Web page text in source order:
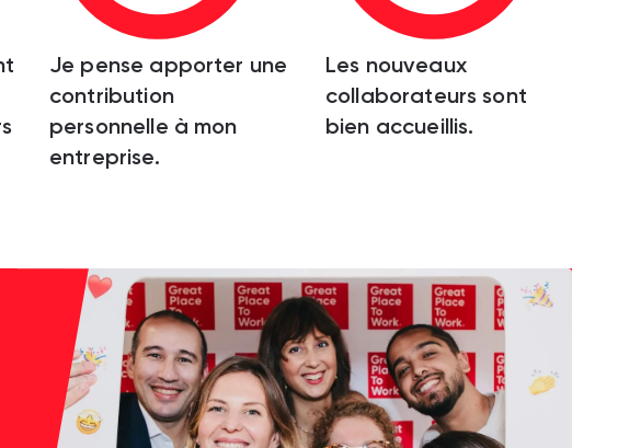
Je pense apporter une
contribution
personnelle à mon
entreprise.
Les nouveaux
collaborateurs sont
bien accueillis.